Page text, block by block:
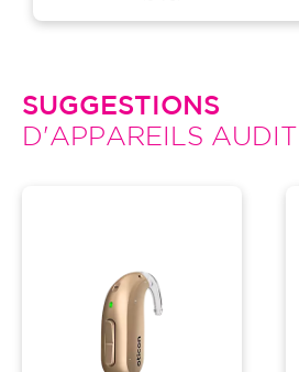
SUGGESTIONS
D'APPAREILS